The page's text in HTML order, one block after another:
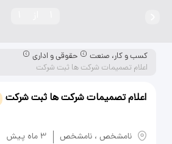
کسب و کار، صنعت
حقوقی و اداری
اعلام تصمیمات شرکت ها ثبت شرکت
اعلام تصمیمات شرکت ها ثبت شرکت
نامشخص ، نامشخص 3 ماه پیش
یادداشت